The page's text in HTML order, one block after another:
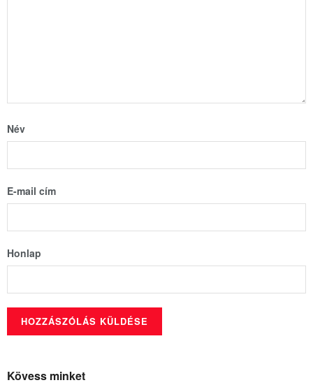
Név
E-mail cím
Honlap
Kövess minket